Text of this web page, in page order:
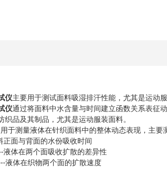
仪主要用于测试面料吸湿排汗性能，尤其是运动
仪通过将面料中水含量与时间建立函数关系表征
织品及其制品，尤其是运动服装面料。
于测量液体在针织面料中的整体动态表现，主要
正面与背面的水份吸收时间
液体在两个面吸收扩散的差异性
液体在织物两个面的扩散速度